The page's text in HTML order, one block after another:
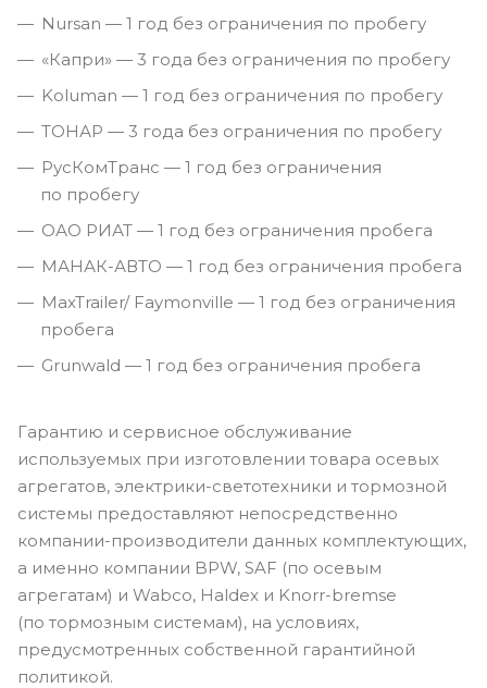
Nursan — 1 год без ограничения по пробегу
«Капри» — 3 года без ограничения по пробегу
Koluman — 1 год без ограничения по пробегу
ТОНАР — 3 года без ограничения по пробегу
РусКомТранс — 1 год без ограничения
по пробегу
ОАО РИАТ — 1 год без ограничения пробега
МАНАК-АВТО — 1 год без ограничения пробега
MaxTrailer/ Faymonville — 1 год без ограничения
пробега
Grunwald — 1 год без ограничения пробега
Гарантию и сервисное обслуживание
используемых при изготовлении товара осевых
агрегатов, электрики-светотехники и тормозной
системы предоставляют непосредственно
компании-производители данных комплектующих,
а именно компании BPW, SAF (по осевым
агрегатам) и Wabco, Haldex и Knorr-bremse
(по тормозным системам), на условиях,
предусмотренных собственной гарантийной
политикой.